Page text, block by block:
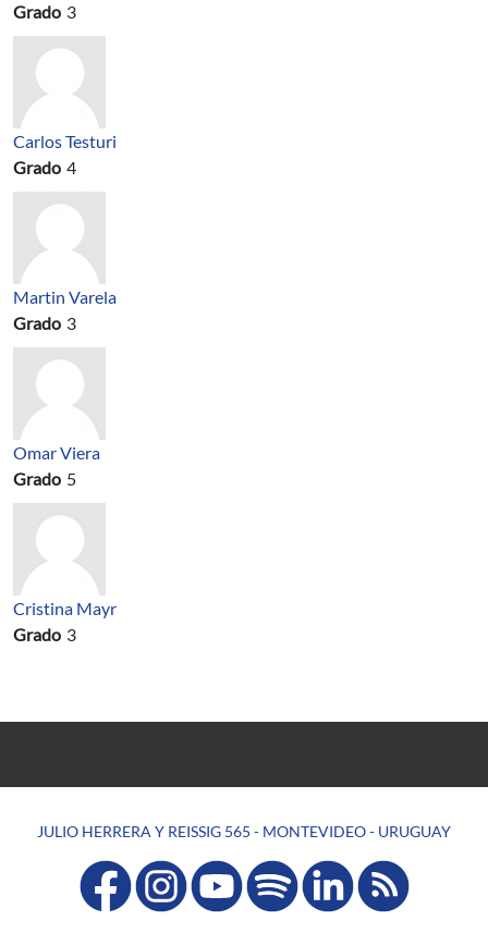
Grado 3
Carlos Testuri
Grado 4
Martin Varela
Grado 3
Omar Viera
Grado 5
Cristina Mayr
Grado 3
JULIO HERRERA Y REISSIG 565 - MONTEVIDEO - URUGUAY